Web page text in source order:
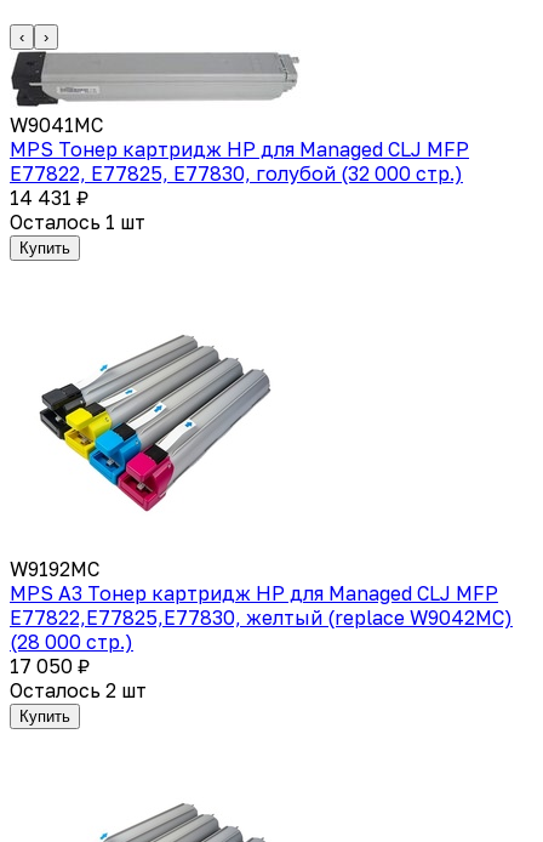
‹ ›
W9041MC
MPS Тонер картридж HP для Managed CLJ MFP
E77822, E77825, E77830, голубой (32 000 стр.)
14 431 ₽
Осталось 1 шт
Купить
W9192MC
MPS A3 Тонер картридж HP для Managed CLJ MFP
E77822,E77825,E77830, желтый (replace W9042MC)
(28 000 стр.)
17 050 ₽
Осталось 2 шт
Купить